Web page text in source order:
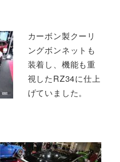
カーボン製クーリ
ングボンネットも
装着し、機能も重
視したRZ34に仕上
げていました。